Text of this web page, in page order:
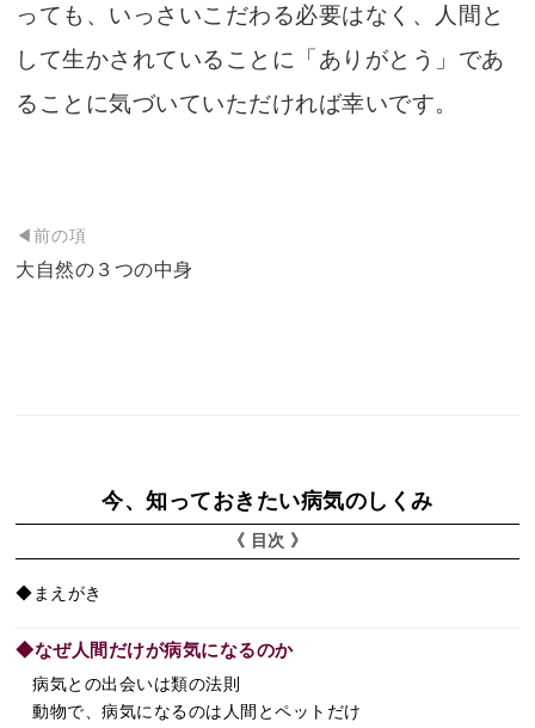
っても、いっさいこだわる必要はなく、人間と
して生かされていることに「ありがとう」であ
ることに気づいていただければ幸いです。
投
稿
ン
◀前の項
大自然の３つの中身
今、知っておきたい病気のしくみ
《 目次 》
◆まえがき
◆なぜ人間だけが病気になるのか
病気との出会いは類の法則
動物で、病気になるのは人間とペットだけ